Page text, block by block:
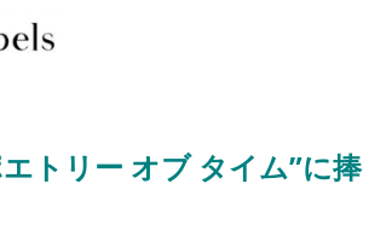
トリー オブ タイム”に捧